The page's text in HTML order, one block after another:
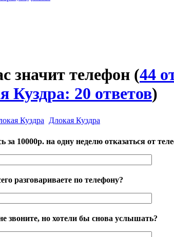
значит телефон (44
Куздра: 20 ответов)
Длокая Куздра
за 10000р. на одну неделю отказаться от
разговариваете по телефону?
звоните, но хотели бы снова услышать?